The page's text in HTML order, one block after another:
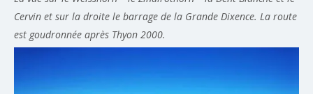
Cervin et sur la droite le barrage de la Grande Dixence. La route
est goudronnée après Thyon 2000.